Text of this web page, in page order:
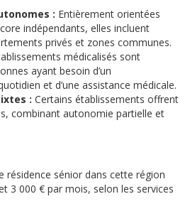
: Entièrement orientées
indépendants, elles incluent
privés et zones communes.
médicalisés sont
ayant besoin d’un
et d’une assistance médicale.
: Certains établissements offrent
combinant autonomie partielle et
résidence sénior dans cette région
3 000 € par mois, selon les services